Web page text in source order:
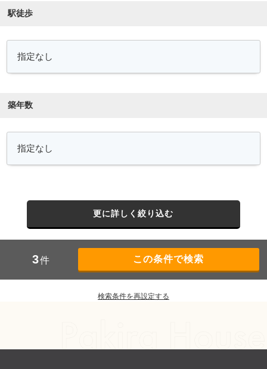
駅徒歩
築年数
更に詳しく絞り込む
3件
検索条件を再設定する